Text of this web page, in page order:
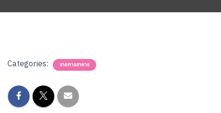
Categories: รายการอาหาร